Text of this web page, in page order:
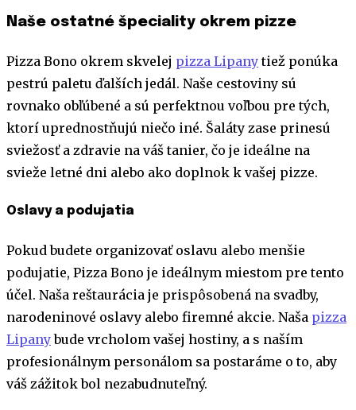
Naše ostatné špeciality okrem pizze
Pizza Bono okrem skvelej pizza Lipanytiež ponúka
pestrú paletu ďalších jedál. Naše cestoviny sú
rovnako obľúbené a sú perfektnou voľbou pre tých,
ktorí uprednostňujú niečo iné. Šaláty zase prinesú
sviežosť a zdravie na váš tanier, čo je ideálne na
svieže letné dni alebo ako doplnok k vašej pizze.
Oslavy a podujatia
Pokud budete organizovať oslavu alebo menšie
podujatie, Pizza Bono je ideálnym miestom pre tento
účel. Naša reštaurácia je prispôsobená na svadby,
narodeninové oslavy alebo firemné akcie. Naša pizza
Lipanybude vrcholom vašej hostiny, a s naším
profesionálnym personálom sa postaráme o to, aby
váš zážitok bol nezabudnuteľný.